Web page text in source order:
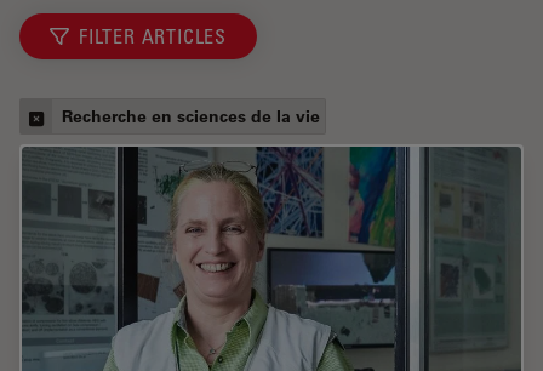
FILTER ARTICLES
Recherche en sciences de la vie